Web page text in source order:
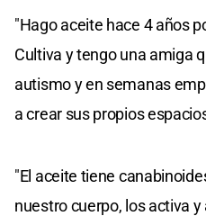
"Hago aceite hace 4 años
Cultiva y tengo una amiga
autismo y en semanas
a crear sus propios
"El aceite tiene
nuestro cuerpo, los activa